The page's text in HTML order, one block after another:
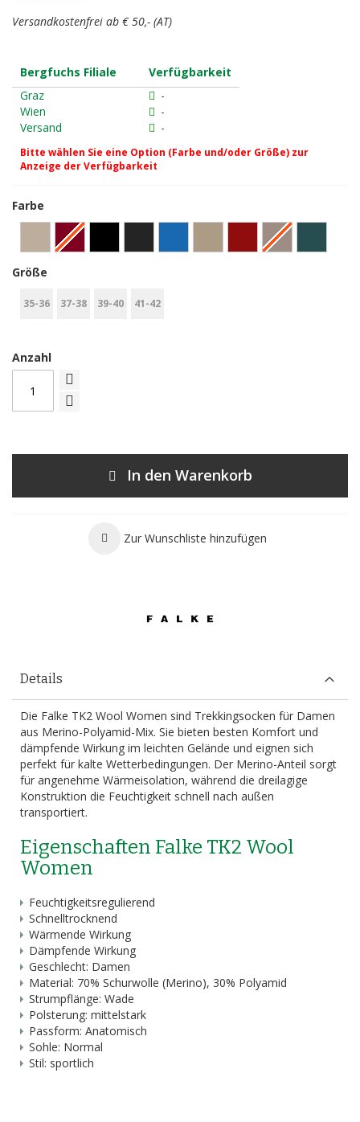
Versandkostenfrei ab € 50,- (AT)
Bergfuchs Filiale
Verfügbarkeit
Graz
-
Wien
-
Versand
-
Bitte wählen Sie eine Option (Farbe und/oder Größe) zur
Anzeige der Verfügbarkeit
Farbe
Größe
35-36 37-38 39-40 41-42
Anzahl
In den Warenkorb
Zur Wunschliste hinzufügen
Details
Die Falke TK2 Wool Women sind Trekkingsocken für Damen
aus Merino-Polyamid-Mix. Sie bieten besten Komfort und
dämpfende Wirkung im leichten Gelände und eignen sich
perfekt für kalte Wetterbedingungen. Der Merino-Anteil sorgt
für angenehme Wärmeisolation, während die dreilagige
Konstruktion die Feuchtigkeit schnell nach außen
transportiert.
Eigenschaften Falke TK2 Wool
Women
Feuchtigkeitsregulierend
Schnelltrocknend
Wärmende Wirkung
Dämpfende Wirkung
Geschlecht: Damen
Material: 70% Schurwolle (Merino), 30% Polyamid
Strumpflänge: Wade
Polsterung: mittelstark
Passform: Anatomisch
Sohle: Normal
Stil: sportlich